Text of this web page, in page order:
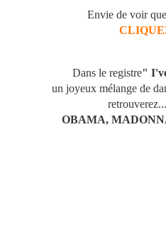
Envie de voir
Dans le registre"
un joyeux mélange de
OBAMA,